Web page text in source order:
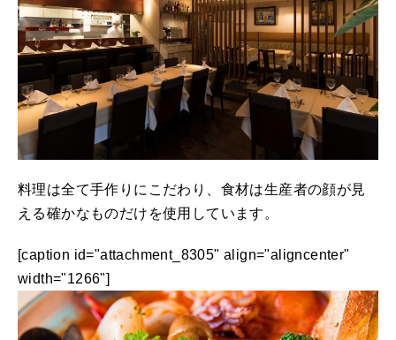
料理は全て手作りにこだわり、食材は生産者の顔が見
える確かなものだけを使用しています。
[caption id="attachment_8305" align="aligncenter"
width="1266"]